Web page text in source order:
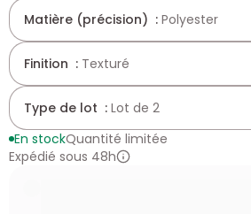
Matière (précision) : Polyester
Finition : Texturé
Type de lot : Lot de 2
En stockQuantité limitée
Expédié sous 48h